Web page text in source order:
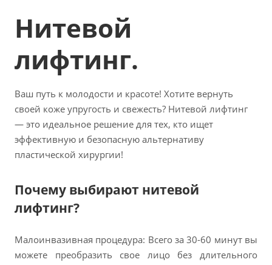
Нитевой
лифтинг.
Ваш путь к молодости и красоте! Хотите вернуть
своей коже упругость и свежесть? Нитевой лифтинг
— это идеальное решение для тех, кто ищет
эффективную и безопасную альтернативу
пластической хирургии!
Почему выбирают нитевой
лифтинг?
Малоинвазивная процедура: Всего за 30-60 минут вы
можете преобразить свое лицо без длительного